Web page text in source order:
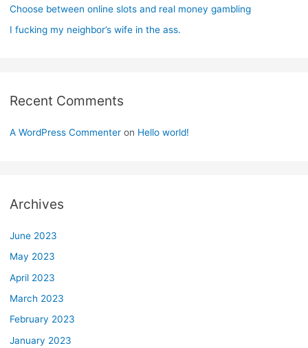
Choose between online slots and real money gambling
I fucking my neighbor’s wife in the ass.
Recent Comments
A WordPress Commenteron Hello world!
Archives
June 2023
May 2023
April 2023
March 2023
February 2023
January 2023